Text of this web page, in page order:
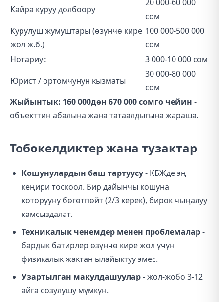
Кайра куруу долбоору
20 000-60 000
сом
Курулуш жумуштары (өзүнчө кире
жол ж.б.)
100 000-500 000
сом
Нотариус
3 000-10 000 сом
Юрист / ортомчунун кызматы
30 000-80 000
сом
Жыйынтык: 160 000дөн 670 000 сомго чейин -
объекттин абалына жана татаалдыгына жараша.
Тобокелдиктер жана тузактар
Кошунулардын баш тартуусу- КБЖде эң
кеңири тоскоол. Бир дайынчы кошуна
которууну бөгөтпөйт (2/3 керек), бирок чыңалуу
камсыздалат.
Техникалык ченемдер менен проблемалар-
бардык батирлер өзүнчө кире жол үчүн
физикалык жактан ылайыктуу эмес.
Узартылган макулдашуулар- жол-жобо 3-12
айга созулушу мүмкүн.